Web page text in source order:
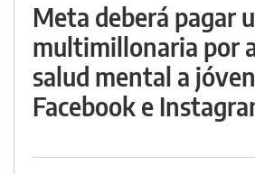
Meta deberá pagar
multimillonaria por
salud mental a
Facebook e